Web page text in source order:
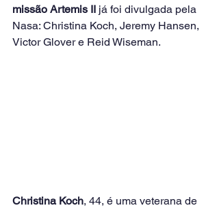
missão Artemis II já foi divulgada pela
Nasa: Christina Koch, Jeremy Hansen,
Victor Glover e Reid Wiseman.
Christina Koch, 44, é uma veterana de